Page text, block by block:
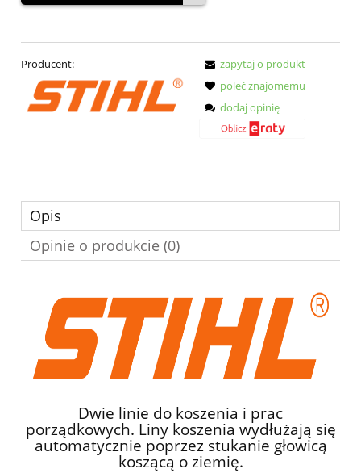
Producent:
zapytaj o produkt
poleć znajomemu
dodaj opinię
Opis
Opinie o produkcie (0)
Dwie linie do koszenia i prac
porządkowych. Liny koszenia wydłużają się
automatycznie poprzez stukanie głowicą
koszącą o ziemię.